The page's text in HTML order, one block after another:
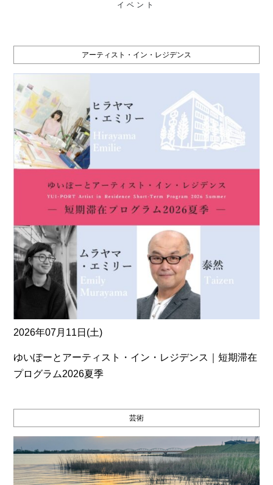
イベント
アーティスト・イン・レジデンス
2026年07月11日(土)
ゆいぽーとアーティスト・イン・レジデンス｜短期滞在
プログラム2026夏季
芸術